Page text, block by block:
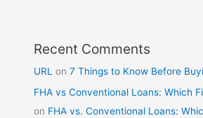
Recent Comments
URL on7 Things to Know Before
FHA vs Conventional Loans: Which
on FHA vs. Conventional Loans: